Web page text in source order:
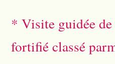
* Visite guidée de
fortifié classé